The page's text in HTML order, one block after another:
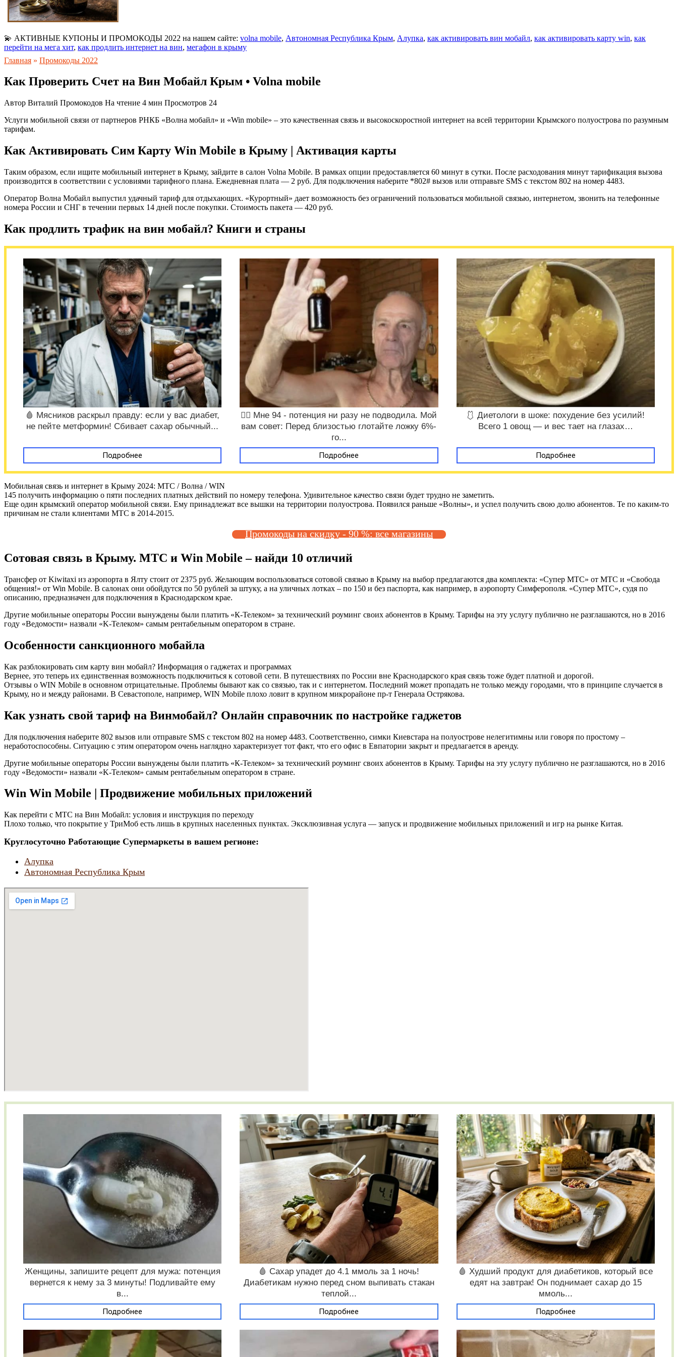
💫 АКТИВНЫЕ КУПОНЫ И ПРОМОКОДЫ 2022 на нашем сайте: volna mobile, Автономная Республика Крым, Алупка, как активировать вин мобайл, как активировать карту win, как
перейти на мега хит, как продлить интернет на вин, мегафон в крыму
Главная » Промокоды 2022
Как Проверить Счет на Вин Мобайл Крым • Volna mobile
Автор Виталий Промокодов На чтение 4 мин Просмотров 24
Услуги мобильной связи от партнеров РНКБ «Волна мобайл» и «Win mobile» – это качественная связь и высокоскоростной интернет на всей территории Крымского полуострова по разумным
тарифам.
Как Активировать Сим Карту Win Mobile в Крыму | Активация карты
Таким образом, если ищите мобильный интернет в Крыму, зайдите в салон Volna Mobile. В рамках опции предоставляется 60 минут в сутки. После расходования минут тарификация вызова
производится в соответствии с условиями тарифного плана. Ежедневная плата — 2 руб. Для подключения наберите *802# вызов или отправьте SMS с текстом 802 на номер 4483.
Оператор Волна Мобайл выпустил удачный тариф для отдыхающих. «Курортный» дает возможность без ограничений пользоваться мобильной связью, интернетом, звонить на телефонные
номера России и СНГ в течении первых 14 дней после покупки. Стоимость пакета — 420 руб.
Как продлить трафик на вин мобайл? Книги и страны
🩸 Мясников раскрыл правду: если у вас диабет,
не пейте метформин! Сбивает сахар обычный...
Подробнее
❤️‍🔥 Мне 94 - потенция ни разу не подводила. Мой
вам совет: Перед близостью глотайте ложку 6%-
го...
Подробнее
🩱 Диетологи в шоке: похудение без усилий!
Всего 1 овощ — и вес тает на глазах…
Подробнее
Мобильная связь и интернет в Крыму 2024: МТС / Волна / WIN
145 получить информацию о пяти последних платных действий по номеру телефона. Удивительное качество связи будет трудно не заметить.
Еще один крымский оператор мобильной связи. Ему принадлежат все вышки на территории полуострова. Появился раньше «Волны», и успел получить свою долю абонентов. Те по каким-то
причинам не стали клиентами МТС в 2014-2015.
Промокоды на скидку - 90 %: все магазины
Сотовая связь в Крыму. МТС и Win Mobile – найди 10 отличий
Трансфер от Kiwitaxi из аэропорта в Ялту стоит от 2375 руб. Желающим воспользоваться сотовой связью в Крыму на выбор предлагаются два комплекта: «Супер МТС» от МТС и «Свобода
общения!» от Win Mobile. В салонах они обойдутся по 50 рублей за штуку, а на уличных лотках – по 150 и без паспорта, как например, в аэропорту Симферополя. «Супер МТС», судя по
описанию, предназначен для подключения в Краснодарском крае.
Другие мобильные операторы России вынуждены были платить «К-Телеком» за технический роуминг своих абонентов в Крыму. Тарифы на эту услугу публично не разглашаются, но в 2016
году «Ведомости» назвали «K-Телеком» самым рентабельным оператором в стране.
Особенности санкционного мобайла
Как разблокировать сим карту вин мобайл? Информация о гаджетах и программах
Вернее, это теперь их единственная возможность подключиться к сотовой сети. В путешествиях по России вне Краснодарского края связь тоже будет платной и дорогой.
Отзывы о WIN Mobile в основном отрицательные. Проблемы бывают как со связью, так и с интернетом. Последний может пропадать не только между городами, что в принципе случается в
Крыму, но и между районами. В Севастополе, например, WIN Mobile плохо ловит в крупном микрорайоне пр-т Генерала Острякова.
Как узнать свой тариф на Винмобайл? Онлайн справочник по настройке гаджетов
Для подключения наберите 802 вызов или отправьте SMS с текстом 802 на номер 4483. Соответственно, симки Киевстара на полуострове нелегитимны или говоря по простому –
неработоспособны. Ситуацию с этим оператором очень наглядно характеризует тот факт, что его офис в Евпатории закрыт и предлагается в аренду.
Другие мобильные операторы России вынуждены были платить «К-Телеком» за технический роуминг своих абонентов в Крыму. Тарифы на эту услугу публично не разглашаются, но в 2016
году «Ведомости» назвали «K-Телеком» самым рентабельным оператором в стране.
Win Win Mobile | Продвижение мобильных приложений
Как перейти с МТС на Вин Мобайл: условия и инструкция по переходу
Плохо только, что покрытие у ТриМоб есть лишь в крупных населенных пунктах. Эксклюзивная услуга — запуск и продвижение мобильных приложений и игр на рынке Китая.
Круглосуточно Работающие Супермаркеты в вашем регионе:
Алупка
Автономная Республика Крым
Женщины, запишите рецепт для мужа: потенция
вернется к нему за 3 минуты! Подливайте ему
в...
Подробнее
🩸 Сахар упадет до 4.1 ммоль за 1 ночь!
Диабетикам нужно перед сном выпивать стакан
теплой...
Подробнее
🩸 Худший продукт для диабетиков, который все
едят на завтрак! Он поднимает сахар до 15
ммоль...
Подробнее